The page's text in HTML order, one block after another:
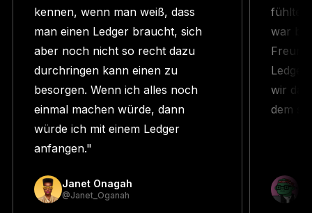
kennen, wenn man weiß, dass
man einen Ledger braucht, sich
aber noch nicht so recht dazu
durchringen kann einen zu
besorgen. Wenn ich alles noch
einmal machen würde, dann
würde ich mit einem Ledger
anfangen."
Janet Onagah
@Janet_Oganah
fühlte
war
Freund
Ledger
wir das
dem